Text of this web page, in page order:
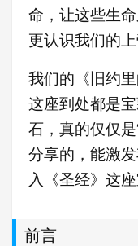
命，让这些生
更认识我们的上
我们的《旧约
这座到处都是
石，真的仅仅
分享的，能激
入《圣经》这
前言